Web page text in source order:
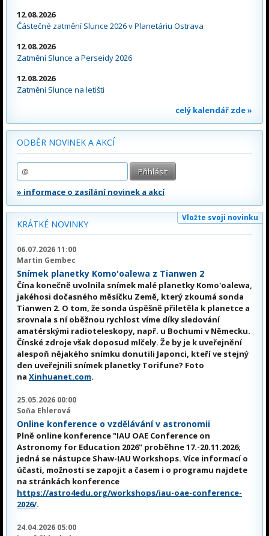
12.08.2026
Částečné zatmění Slunce 2026 v Planetáriu Ostrava
12.08.2026
Zatmění Slunce a Perseidy 2026
12.08.2026
Zatmění Slunce na letišti
celý kalendář zde »
ODBĚR NOVINEK A AKCÍ
» informace o zasílání novinek a akcí
Vložte svoji novinku
KRÁTKÉ NOVINKY
06.07.2026 11:00
Martin Gembec
Snímek planetky Komo'oalewa z Tianwen 2
Čína konečně uvolnila snímek malé planetky Komo'oalewa,
jakéhosi dočasného měsíčku Země, který zkoumá sonda
Tianwen 2. O tom, že sonda úspěšně přiletěla k planetce a
srovnala s ní oběžnou rychlost víme díky sledování
amatérskými radioteleskopy, např. u Bochumi v Německu.
Čínské zdroje však doposud mlčely. Že by je k uveřejnění
alespoň nějakého snímku donutili Japonci, kteří ve stejný
den uveřejnili snímek planetky Torifune? Foto
na Xinhuanet.com.
25.05.2026 00:00
Soňa Ehlerová
Online konference o vzdělávání v astronomii
Plně online konference "IAU OAE Conference on
Astronomy for Education 2026" proběhne 17.-20.11.2026;
jedná se nástupce Shaw-IAU Workshops. Více informací o
účasti, možnosti se zapojit a časem i o programu najdete
na stránkách konference
https://astro4edu.org/workshops/iau-oae-conference-
2026/.
24.04.2026 05:00